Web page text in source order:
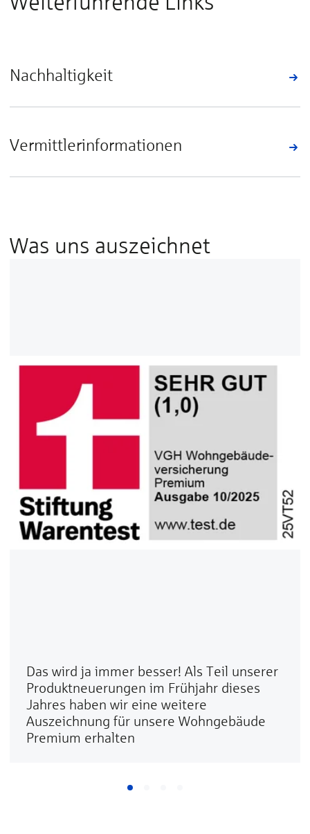
Nachhaltigkeit
Vermittlerinformationen
Was uns auszeichnet
Das wird ja immer besser! Als Teil unserer
Produktneuerungen im Frühjahr dieses
Jahres haben wir eine weitere
Auszeichnung für unsere Wohngebäude
Premium erhalten